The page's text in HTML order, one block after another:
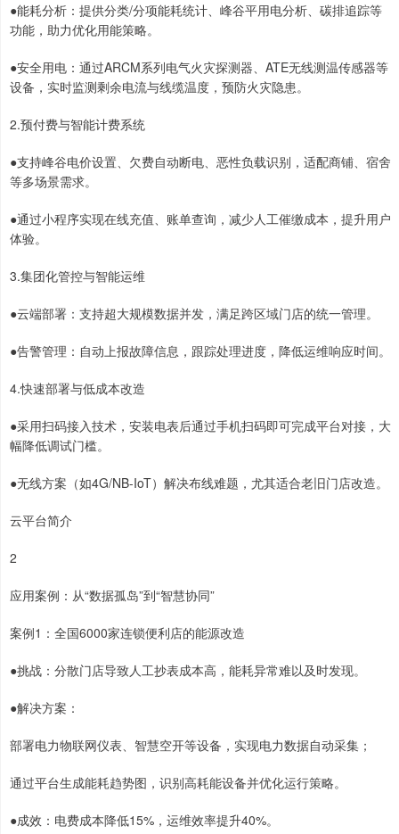
●能耗分析：提供分类/分项能耗统计、峰谷平用电分析、碳排追踪等
功能，助力优化用能策略。
●安全用电：通过ARCM系列电气火灾探测器、ATE无线测温传感器等
设备，实时监测剩余电流与线缆温度，预防火灾隐患。
2.预付费与智能计费系统
●支持峰谷电价设置、欠费自动断电、恶性负载识别，适配商铺、宿舍
等多场景需求。
●通过小程序实现在线充值、账单查询，减少人工催缴成本，提升用户
体验。
3.集团化管控与智能运维
●云端部署：支持超大规模数据并发，满足跨区域门店的统一管理。
●告警管理：自动上报故障信息，跟踪处理进度，降低运维响应时间。
4.快速部署与低成本改造
●采用扫码接入技术，安装电表后通过手机扫码即可完成平台对接，大
幅降低调试门槛。
●无线方案（如4G/NB-IoT）解决布线难题，尤其适合老旧门店改造。
云平台简介
2
应用案例：从“数据孤岛”到“智慧协同”
案例1：全国6000家连锁便利店的能源改造
●挑战：分散门店导致人工抄表成本高，能耗异常难以及时发现。
●解决方案：
部署电力物联网仪表、智慧空开等设备，实现电力数据自动采集；
通过平台生成能耗趋势图，识别高耗能设备并优化运行策略。
●成效：电费成本降低15%，运维效率提升40%。